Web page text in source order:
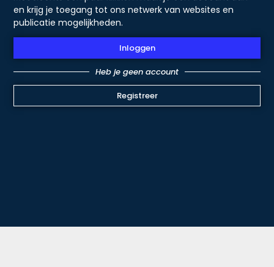
en krijg je toegang tot ons netwerk van websites en
publicatie mogelijkheden.
Inloggen
Heb je geen account
Registreer